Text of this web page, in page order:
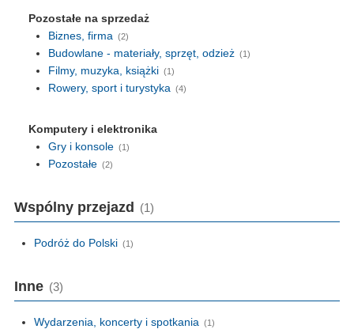
Pozostałe na sprzedaż
Biznes, firma (2)
Budowlane - materiały, sprzęt, odzież (1)
Filmy, muzyka, książki (1)
Rowery, sport i turystyka (4)
Komputery i elektronika
Gry i konsole (1)
Pozostałe (2)
Wspólny przejazd (1)
Podróż do Polski (1)
Inne (3)
Wydarzenia, koncerty i spotkania (1)